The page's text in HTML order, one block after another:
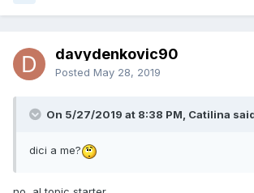
davydenkovic90
Posted May 28, 2019
On 5/27/2019 at 8:38 PM, Catilina
dici a me?